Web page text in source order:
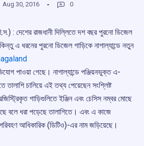
Aug 30, 2016 0
: দেশের রাজধানী দিল্লিতে দশ বছর পুরনো ডিজেল
এ ধরনের পুরনো ডিজেল গাড়িকে নাগাল্যান্ডে নতুন
পাওয়া গেছে। নাগাল্যান্ডে পঞ্জিয়নভুক্ত এ-
তালাশি চালিয়ে এই তথ্য পেয়েছেন সংশ্লিষ্ট
গাড়িগুলিতে ইঞ্জিন এবং চেসিস নম্বর মোছে
বলে ধরা পড়েছে তালাশিতে। এবং এ কাজে
আধিকারিক (ডিটিও)-এর নাম জড়িয়েছে।